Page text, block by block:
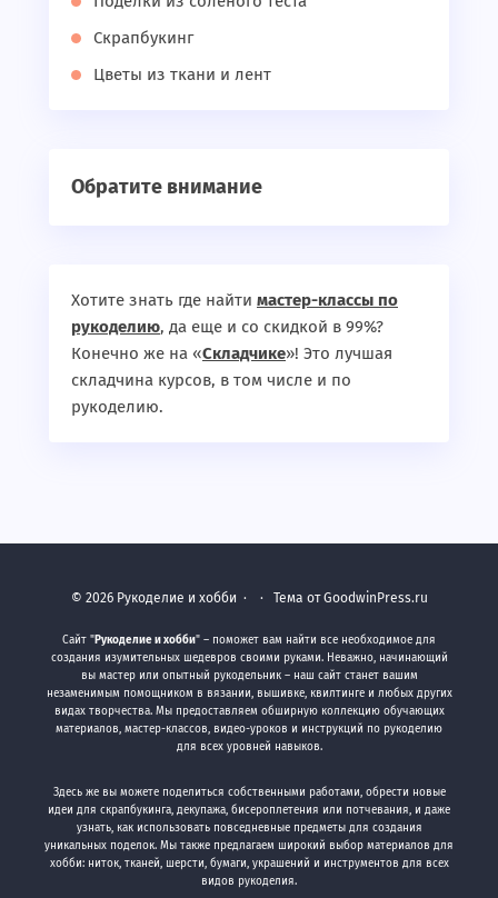
Скрапбукинг
Цветы из ткани и лент
Обратите внимание
Хотите знать где найти мастер-классы по
рукоделию, да еще и со скидкой в 99%?
Конечно же на «Складчике»! Это лучшая
складчина курсов, в том числе и по
рукоделию.
© 2026 Рукоделие и хобби · · Тема от GoodwinPress.ru
Сайт "Рукоделие и хобби" – поможет вам найти все необходимое для
создания изумительных шедевров своими руками. Неважно, начинающий
вы мастер или опытный рукодельник – наш сайт станет вашим
незаменимым помощником в вязании, вышивке, квилтинге и любых других
видах творчества. Мы предоставляем обширную коллекцию обучающих
материалов, мастер-классов, видео-уроков и инструкций по рукоделию
для всех уровней навыков.
Здесь же вы можете поделиться собственными работами, обрести новые
идеи для скрапбукинга, декупажа, бисероплетения или потчевания, и даже
узнать, как использовать повседневные предметы для создания
уникальных поделок. Мы также предлагаем широкий выбор материалов для
хобби: ниток, тканей, шерсти, бумаги, украшений и инструментов для всех
видов рукоделия.